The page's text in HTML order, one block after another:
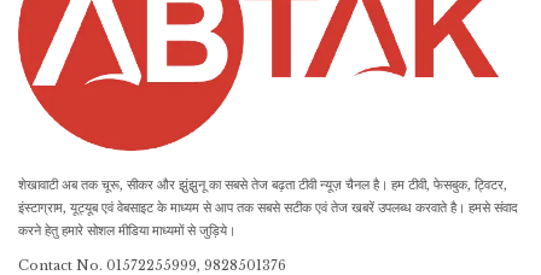
शेखावाटी अब तक चूरू, सीकर और झुंझुनू का सबसे तेज बढ़ता टीवी न्यूज़ चैनल है। हम टीवी, फेसबुक, ट्विटर,
इंस्टाग्राम, यूट्यूब एवं वेबसाइट के माध्यम से आप तक सबसे सटीक एवं तेज खबरें उपलब्ध करवाते है। हमसे संवाद
करने हेतु हमारे सोशल मीडिया माध्यमों से जुड़िये।
Contact No. 01572255999, 9828501376